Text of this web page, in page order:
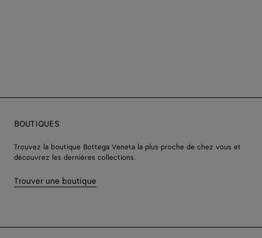
BOUTIQUES
Trouvez la boutique Bottega Veneta la plus proche de chez vous et
découvrez les dernières collections.
Trouver une boutique